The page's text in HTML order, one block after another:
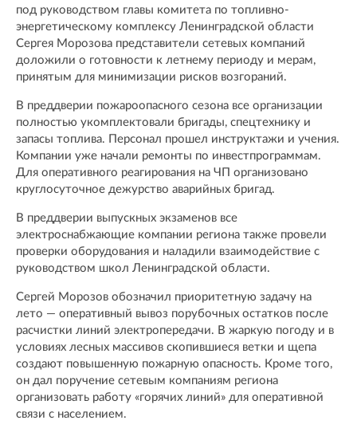
под руководством главы комитета по топливно-
энергетическому комплексу Ленинградской области
Сергея Морозова представители сетевых компаний
доложили о готовности к летнему периоду и мерам,
принятым для минимизации рисков возгораний.
В преддверии пожароопасного сезона все организации
полностью укомплектовали бригады, спецтехнику и
запасы топлива. Персонал прошел инструктажи и учения.
Компании уже начали ремонты по инвестпрограммам.
Для оперативного реагирования на ЧП организовано
круглосуточное дежурство аварийных бригад.
В преддверии выпускных экзаменов все
электроснабжающие компании региона также провели
проверки оборудования и наладили взаимодействие с
руководством школ Ленинградской области.
Сергей Морозов обозначил приоритетную задачу на
лето — оперативный вывоз порубочных остатков после
расчистки линий электропередачи. В жаркую погоду и в
условиях лесных массивов скопившиеся ветки и щепа
создают повышенную пожарную опасность. Кроме того,
он дал поручение сетевым компаниям региона
организовать работу «горячих линий» для оперативной
связи с населением.